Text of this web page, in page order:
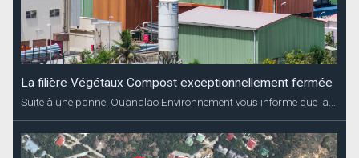
La filière Végétaux Compost exceptionnellement fermée
Suite à une panne, Ouanalao Environnement vous informe que la...